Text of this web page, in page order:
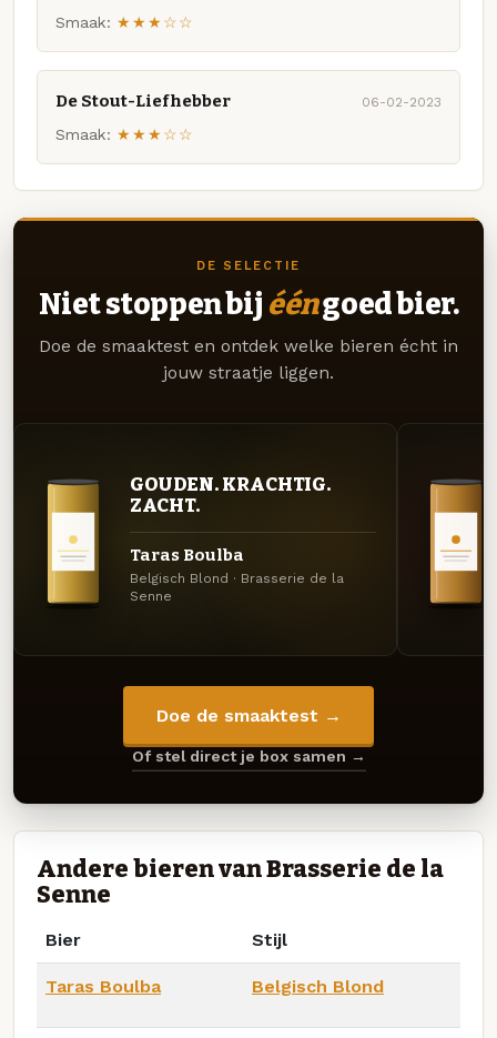
Smaak: ★★★☆☆
De Stout-Liefhebber 06-02-2023
Smaak: ★★★☆☆
DE SELECTIE
Niet stoppen bij ééngoed bier.
Doe de smaaktest en ontdek welke bieren écht in
jouw straatje liggen.
GOUDEN. KRACHTIG.
ZACHT.
Taras Boulba
Belgisch Blond · Brasserie de la
Senne
Doe de smaaktest →
Of stel direct je box samen →
Andere bieren van Brasserie de la
Senne
Bier Stijl
Taras Boulba Belgisch Blond